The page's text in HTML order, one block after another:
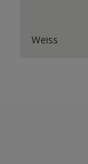
Weiss